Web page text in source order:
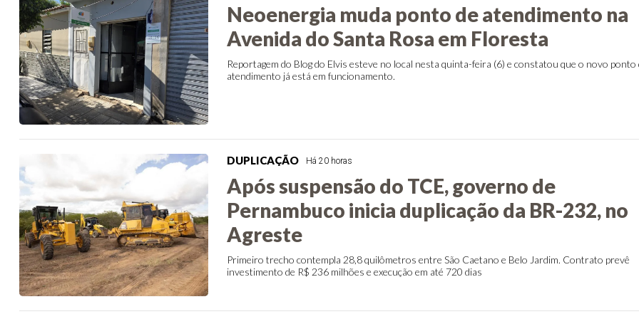
Neoenergia muda ponto de atendimento na
Avenida do Santa Rosa em Floresta
Reportagem do Blog do Elvis esteve no local nesta quinta-feira (6) e constatou que o novo ponto
atendimento já está em funcionamento.
DUPLICAÇÃO Há 20 horas
Após suspensão do TCE, governo de
Pernambuco inicia duplicação da BR-232, no
Agreste
Primeiro trecho contempla 28,8 quilômetros entre São Caetano e Belo Jardim. Contrato prevê
investimento de R$ 236 milhões e execução em até 720 dias